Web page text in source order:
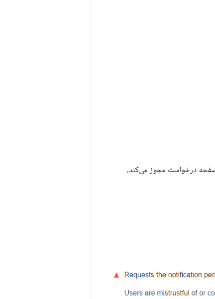
صفحه درخواست مجوز می‌کند،